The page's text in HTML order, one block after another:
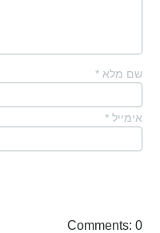
שם מלא *
אימייל *
Comments: 0